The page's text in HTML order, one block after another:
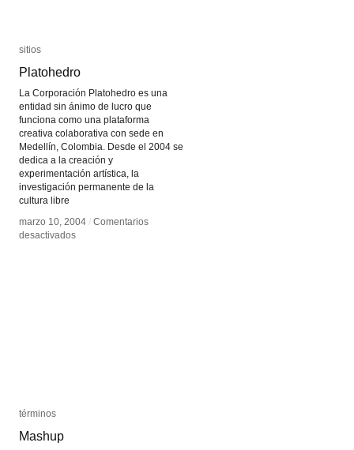
sitios
Platohedro
La Corporación Platohedro es una
entidad sin ánimo de lucro que
funciona como una plataforma
creativa colaborativa con sede en
Medellín, Colombia. Desde el 2004 se
dedica a la creación y
experimentación artística, la
investigación permanente de la
cultura libre
marzo 10, 2004 / Comentarios
desactivadosen
sitios
Platohedro
marzo 10, 2004 / Comentarios
desactivadosen
términos
Mashup
términos
Mashup